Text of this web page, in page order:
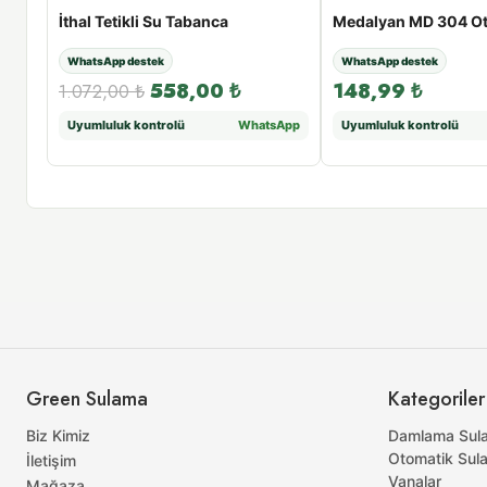
İthal Tetikli Su Tabanca
WhatsApp destek
1.072,00₺ 558,00 ₺
Uyumluluk kontrolü WhatsApp
WhatsApp destek
148,99 ₺
Uyumluluk kontrolü
Green Sulama
Biz Kimiz
İletişim
Kategoriler
Damlama
Otomatik
Vanalar